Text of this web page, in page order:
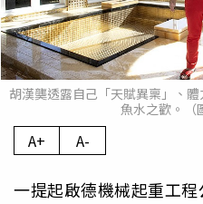
胡漢龑透露自己「天賦異稟」、
魚水之歡。（
A+ A-
一提起啟德機械起重工